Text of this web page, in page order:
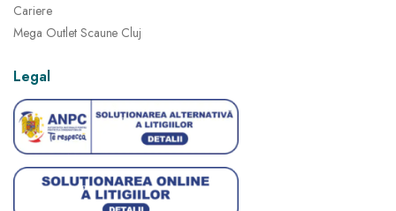
Cariere
Mega Outlet Scaune Cluj
Legal